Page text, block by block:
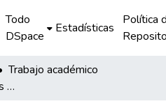
Todo
DSpace
Estadísticas
Política
Trabajo académico
Aplicación de las nociones matemáticas a través del Enfoque de Resolución de Problemas con los docentes del III ciclo de educación primaria de la Institución Educativa N° 50038 Alejandro Velasco Astete – San Jerónimo.